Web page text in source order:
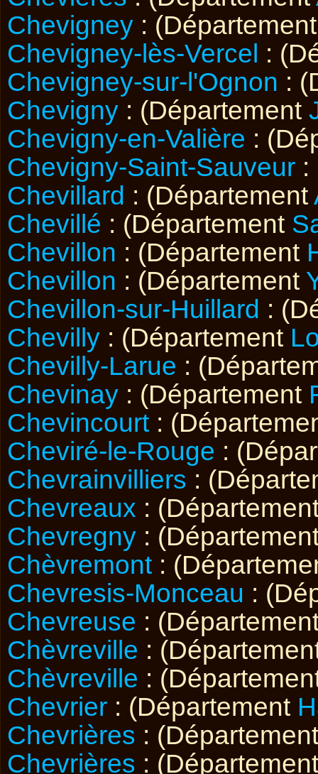
Chevigney :
Chevigney-lès-Vercel :
Chevigney-sur-l'Ognon :
Chevigny : (Département
Chevigny-en-Valière :
Chevigny-Saint-Sauveur :
Chevillard : (Département
Chevillé : (Département
Chevillon : (Département
Chevillon : (Département
Chevillon-sur-Huillard :
Chevilly : (Département
Chevilly-Larue :
Chevinay : (Département
Chevincourt :
Cheviré-le-Rouge :
Chevrainvilliers :
Chevreaux :
Chevregny :
Chèvremont :
Chevresis-Monceau :
Chevreuse :
Chèvreville :
Chèvreville :
Chevrier : (Département
Chevrières :
Chevrières :